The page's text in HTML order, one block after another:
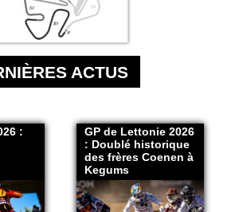
ACTUS
:
GP de Lettonie 2026
: Doublé historique
des frères Coenen à
Kegums